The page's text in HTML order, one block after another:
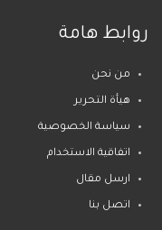
روابط هامة
من نحن
هيأة التحرير
سياسة الخصوصية
اتفاقية الاستخدام
ارسل مقال
اتصل بنا